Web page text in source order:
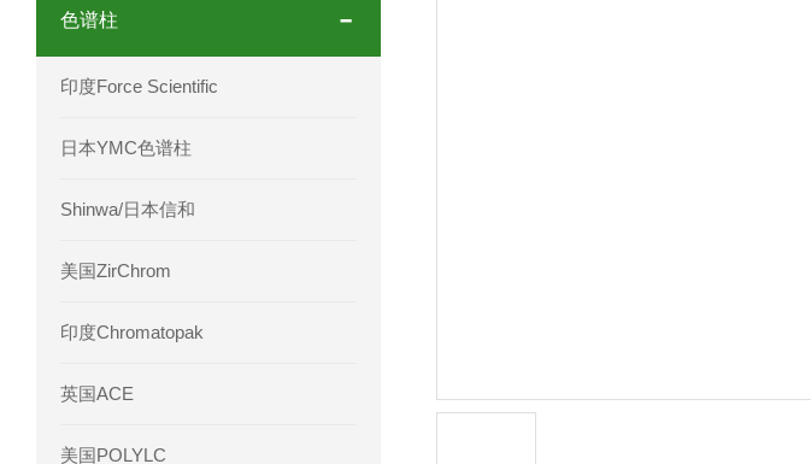
印度Force Scientific Rubitas色谱柱
色谱柱
印度Force Scientific
日本YMC色谱柱
Shinwa/日本信和
美国ZirChrom
印度Chromatopak
英国ACE
美国POLYLC